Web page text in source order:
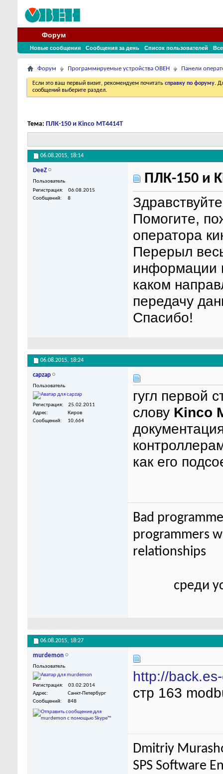
Форум
Новые сообщения Сообщения за день Список пользователей
Форум Программируемые устройства ОВЕН Панели
Если это ваш первый визит, рекомендуем почитать справку по форуму.
сообщений выберите раздел.
Тема: ПЛК-150 и Kinco MT4414T
06.08.2015, 18:14
DeeZ
Пользователь
Регистрация
06.08.2015
Сообщений
8
ПЛК-150 и
Помогите,
оператора
Перерыл
информации
каком
передачу
Спасибо!
06.08.2015, 18:24
capzap
Пользователь
Регистрация
25.02.2011
Адрес
Киров
Сообщений
10,664
гугл первой
слову Kinco
как его
Bad
programmers
relationships
среди
06.08.2015, 18:27
murdemon
Пользователь
Регистрация
03.02.2014
Адрес
Санкт-Петербург
Сообщений
848
http://
стр 163
Dmitriy
SPS Software